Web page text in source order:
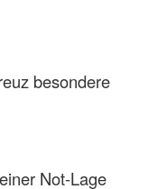
besondere
Not-Lage